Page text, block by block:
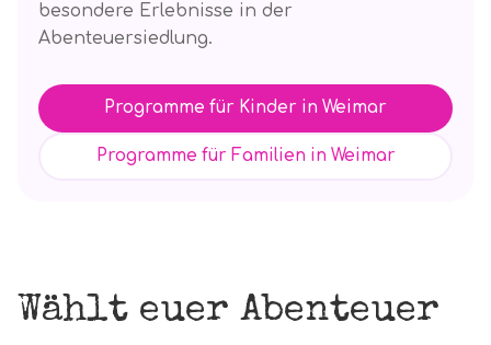
besondere Erlebnisse in der
Abenteuersiedlung.
Programme für Kinder in Weimar
Programme für Familien in Weimar
Wählt euer Abenteuer